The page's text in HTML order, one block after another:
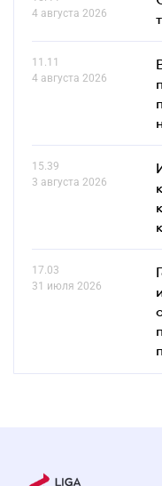
4 августа 2026
11.11
4 августа 2026
15.39
3 августа 2026
17.03
31 июля 2026